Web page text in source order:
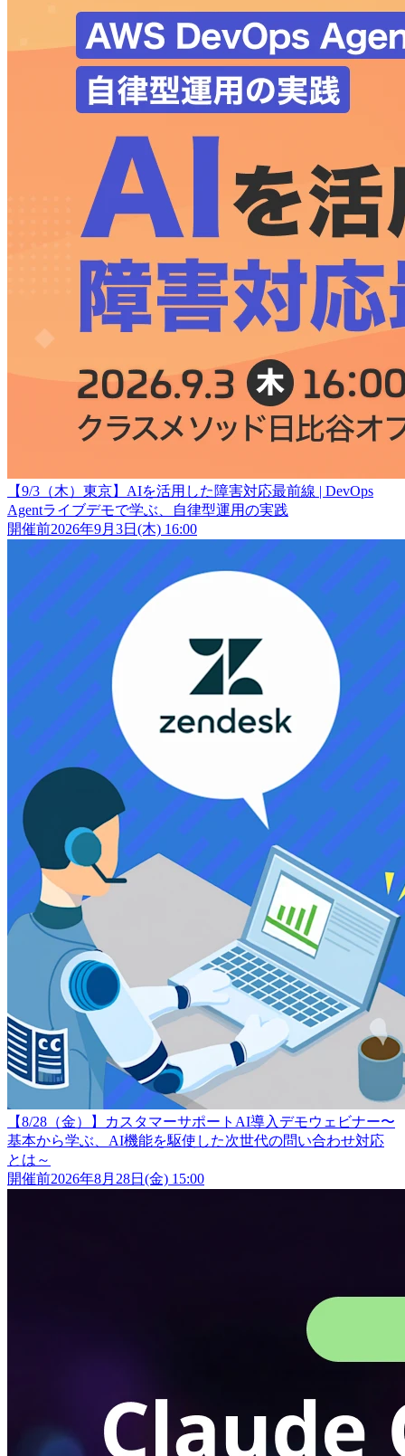
【9/3（木）東京】AIを活用した障害対応最前線 | DevOps
Agentライブデモで学ぶ、自律型運用の実践
開催前2026年9月3日(木) 16:00
【8/28（金）】カスタマーサポートAI導入デモウェビナー〜
基本から学ぶ、AI機能を駆使した次世代の問い合わせ対応
とは～
開催前2026年8月28日(金) 15:00